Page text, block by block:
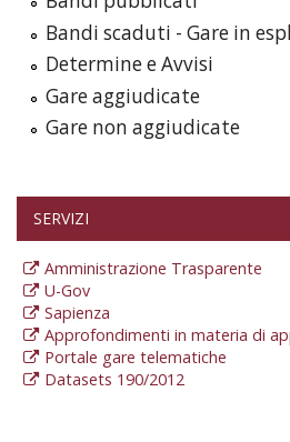
Bandi scaduti - Gare in
Determine e Avvisi
Gare aggiudicate
Gare non aggiudicate
SERVIZI
Amministrazione Trasparente
U-Gov
Sapienza
Approfondimenti in materia di
Portale gare telematiche
Datasets 190/2012